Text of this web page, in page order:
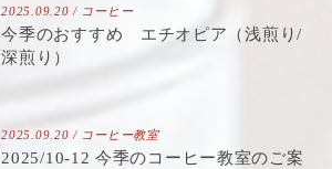
2025.09.20 / コーヒー
今季のおすすめ エチオピア（浅煎り/
深煎り）
2025.09.20 / コーヒー教室
2025/10-12 今季のコーヒー教室のご案